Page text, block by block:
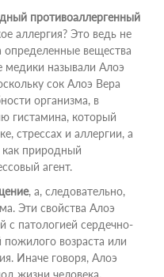
противоаллергенный
аллергия? Это ведь не
определенные вещества
медики называли Алоэ
сок Алоэ Вера
организма, в
гистамина, который
стрессах и аллергии, а
природный
агент.
, а, следовательно,
Эти свойства Алоэ
патологией сердечно-
возраста или
Иначе говоря, Алоэ
жизни человека.